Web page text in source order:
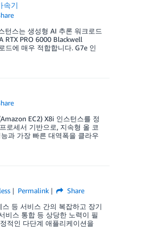
속기
턴스는 생성형 AI 추론 워크로드
RTX PRO 6000 Blackwell
드에 매우 적합합니다. G7e 인
EC2) X8i 인스턴스를 정
로세서 기반으로, 지속형 올 코
과 가장 빠른 대역폭을 클라우
Permalink
Share
등 서비스 간의 복잡하고 장기
비스 통합 등 상당한 노력이 필
적인 다단계 애플리케이션을